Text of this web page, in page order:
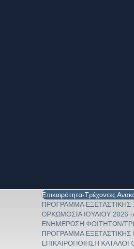
Επικαιρότητα-Τρέχοντες
ΠΡΟΓΡΑΜΜΑ ΕΞΕΤΑΣΤΙΚΗΣ
ΟΡΚΩΜΟΣΙΑ ΙΟΥΛΙΟΥ 2026
ΕΝΗΜΕΡΩΣΗ ΦΟΙΤΗΤΩΝ/
ΠΡΟΓΡΑΜΜΑ ΕΞΕΤΑΣΤΙΚΗΣ
ΕΠΙΚΑΙΡΟΠΟΙΗΣΗ